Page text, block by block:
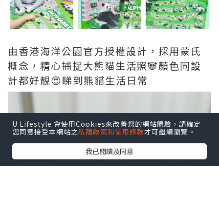
由香港海洋公園官方授權設計，採用蒙氏
概念，精心捕捉大熊貓生活照🐼顏色同設
計都好靚😍睇到熊貓生活日常
U Lifestyle 會使用Cookies來改善您的網站體驗，請確定
您同意接受本網站之私隱政策和使用條款才可繼續瀏覽。
我已閱讀及同意